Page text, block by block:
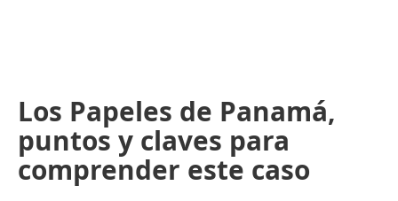
Los Papeles de Panamá,
puntos y claves para
comprender este caso